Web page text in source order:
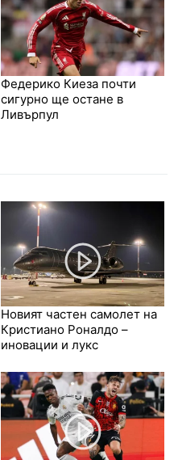
Федерико Киеза почти
сигурно ще остане в
Ливърпул
Новият частен самолет на
Кристиано Роналдо –
иновации и лукс